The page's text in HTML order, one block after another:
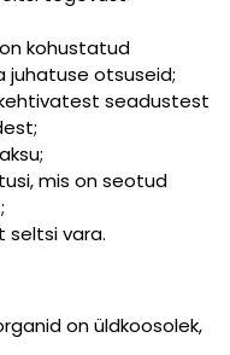
kohustatud
juhatuse otsuseid;
seadustest
mis on seotud
seltsi vara.
on üldkoosolek,